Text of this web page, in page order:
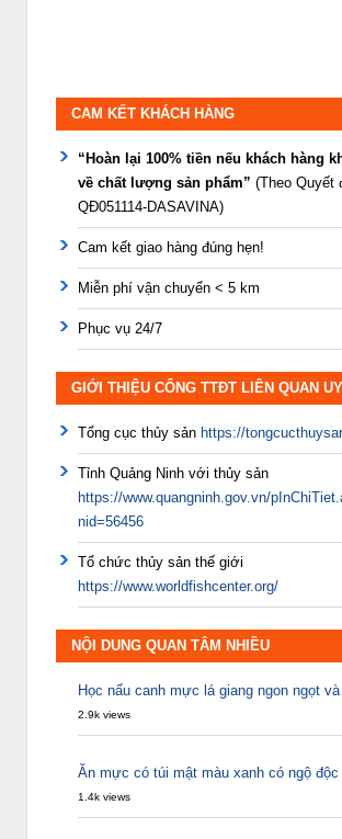
CAM KẾT KHÁCH HÀNG
“Hoàn lại 100% tiền nếu khách hàng
về chất lượng sản phẩm” (Theo Quyết
QĐ051114-DASAVINA)
Cam kết giao hàng đúng hẹn!
Miễn phí vận chuyển < 5 km
Phục vụ 24/7
GIỚI THIỆU CỔNG TTĐT LIÊN QUAN
Tổng cục thủy sản https://
Tỉnh Quảng Ninh với thủy sản
https://www.quangninh.gov.vn/
nid=56456
Tổ chức thủy sản thế giới
https://www.worldfishcenter.org/
NỘI DUNG QUAN TÂM NHIỀU
Học nấu canh mực lá giang ngon ngọt
2.9k views
Ăn mực có túi mật màu xanh có ngộ độc
1.4k views